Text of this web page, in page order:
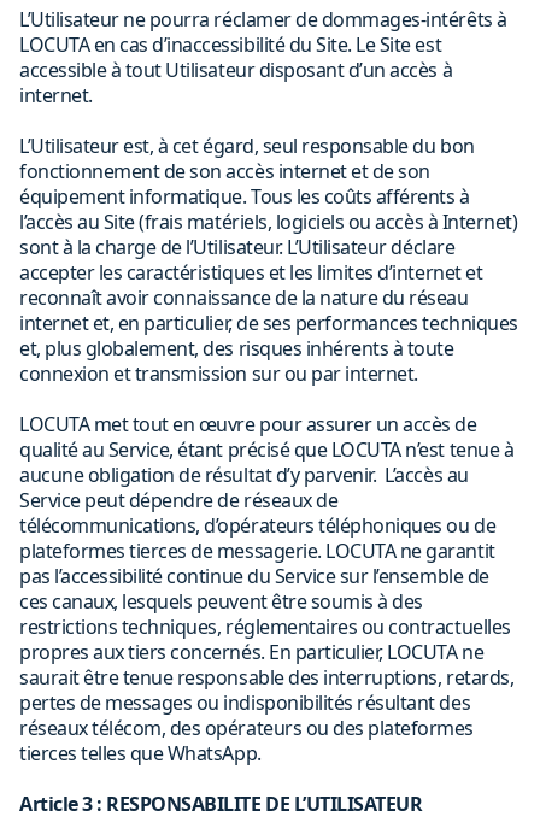
L’Utilisateur ne pourra réclamer de dommages-intérêts à
LOCUTA en cas d’inaccessibilité du Site. Le Site est
accessible à tout Utilisateur disposant d’un accès à
internet.
L’Utilisateur est, à cet égard, seul responsable du bon
fonctionnement de son accès internet et de son
équipement informatique. Tous les coûts afférents à
l’accès au Site (frais matériels, logiciels ou accès à Internet)
sont à la charge de l’Utilisateur. L’Utilisateur déclare
accepter les caractéristiques et les limites d’internet et
reconnaît avoir connaissance de la nature du réseau
internet et, en particulier, de ses performances techniques
et, plus globalement, des risques inhérents à toute
connexion et transmission sur ou par internet.
LOCUTA met tout en œuvre pour assurer un accès de
qualité au Service, étant précisé que LOCUTA n’est tenue à
aucune obligation de résultat d’y parvenir. L’accès au
Service peut dépendre de réseaux de
télécommunications, d’opérateurs téléphoniques ou de
plateformes tierces de messagerie. LOCUTA ne garantit
pas l’accessibilité continue du Service sur l’ensemble de
ces canaux, lesquels peuvent être soumis à des
restrictions techniques, réglementaires ou contractuelles
propres aux tiers concernés. En particulier, LOCUTA ne
saurait être tenue responsable des interruptions, retards,
pertes de messages ou indisponibilités résultant des
réseaux télécom, des opérateurs ou des plateformes
tierces telles que WhatsApp.
Article 3 : RESPONSABILITE DE L’UTILISATEUR